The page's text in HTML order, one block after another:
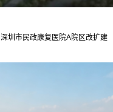
深圳市民政康复医院A院区改扩建